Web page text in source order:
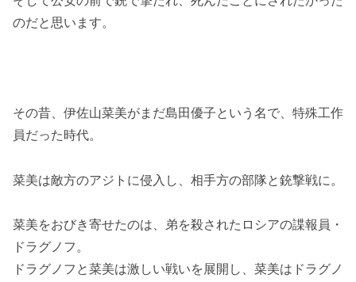
のだと思います。
その昔、伊佐山菜美がまだ島田優子という名で、特殊工作
員だった時代。
菜美は敵方のアジトに侵入し、相手方の部隊と銃撃戦に。
菜美をおびき寄せたのは、弟を殺されたロシアの諜報員・
ドラグノフ。
ドラグノフと菜美は激しい戦いを展開し、菜美はドラグノ